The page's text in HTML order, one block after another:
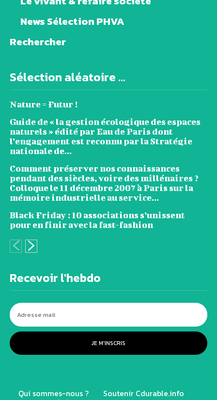
News Sélection PHVA
Rechercher
Sélection aléatoire ...
Nature = Futur !
Guide de « la gestion écologique des espaces
naturels » édité par Eau de Paris dont
l’engagement est reconnu par la Stratégie
nationale de...
Comment préserver nos connaissances
pendant des siècles, voire des millénaires ?
Colloque le 11 décembre 2007 à Paris sur la
mémoire industrielle au service...
Black Friday : 10 associations s’unissent
pour en finir avec la fast-fashion
Recevoir l'hebdo
JE M'INSCRIS
Qui sommes-nous ? Soutenir Cdurable.info